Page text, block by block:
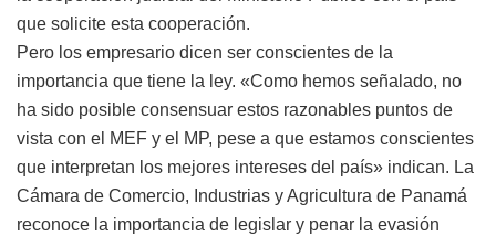
que solicite esta cooperación.
Pero los empresario dicen ser conscientes de la
importancia que tiene la ley. «Como hemos señalado, no
ha sido posible consensuar estos razonables puntos de
vista con el MEF y el MP, pese a que estamos conscientes
que interpretan los mejores intereses del país» indican. La
Cámara de Comercio, Industrias y Agricultura de Panamá
reconoce la importancia de legislar y penar la evasión